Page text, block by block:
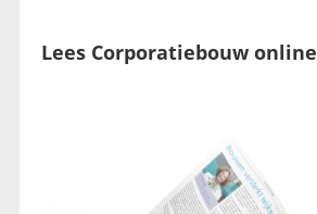
Lees Corporatiebouw online